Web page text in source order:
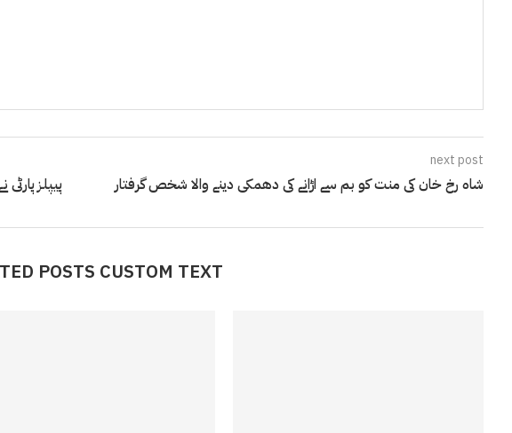
پیپلز
next post
شاہ رخ خان کی منت کو بم سے اڑانے کی دھمکی دینے والا شخص گرفتار
POSTS CUSTOM TEXT